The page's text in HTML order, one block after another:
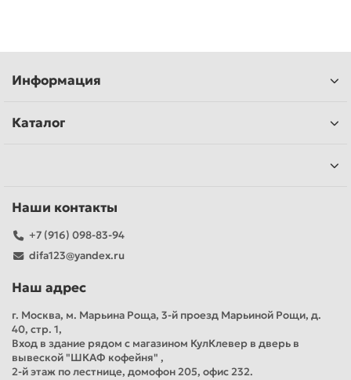
Информация
Каталог
Наши контакты
+7 (916) 098-83-94
difa123@yandex.ru
Наш адрес
г. Москва, м. Марьина Роща, 3-й проезд Марьиной Рощи, д.
40, стр. 1,
Вход в здание рядом с магазином КулКлевер в дверь в
вывеской "ШКАФ кофейня" ,
2-й этаж по лестнице, домофон 205, офис 232.